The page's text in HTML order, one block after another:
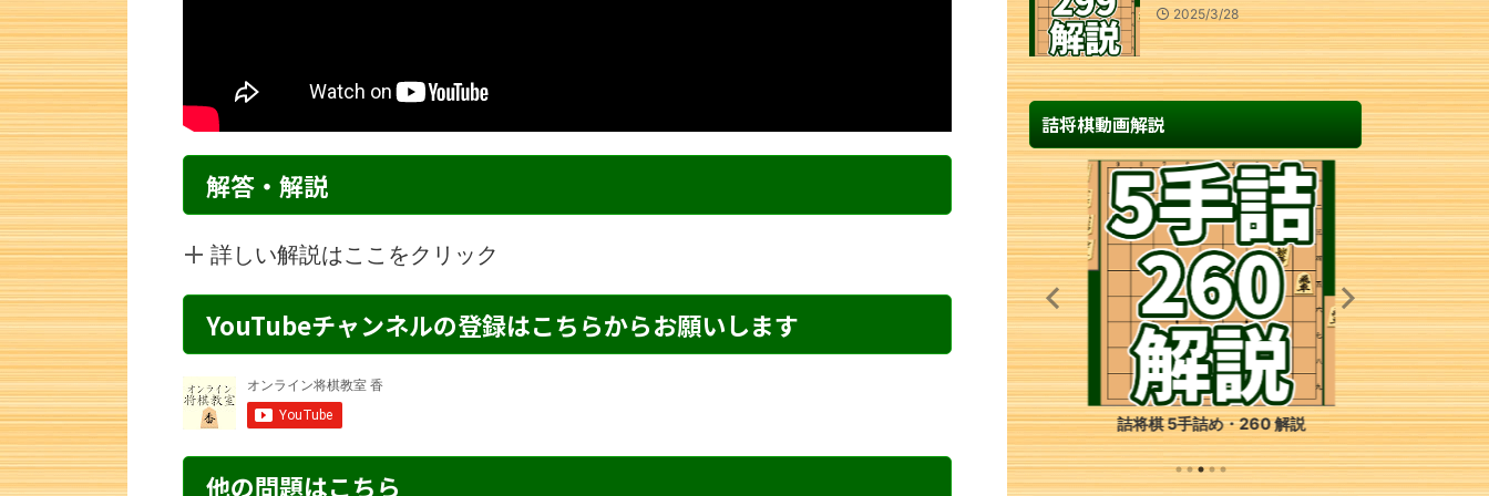
解答・解説
詳しい解説はここをクリック
YouTubeチャンネルの登録はこちらからお願いします
他の問題はこちら
2025/3/28
詰将棋動画解説
詰将棋 7手詰め・292 解説 詰将棋 5手詰め・260 解説 詰